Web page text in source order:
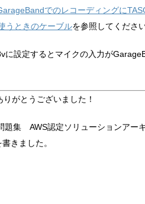
でのレコーディングに
うときのケーブルを参照してくださ
に設定するとマイクの入力が
がとうございました！
題集 AWS認定ソリューションアー
きました。